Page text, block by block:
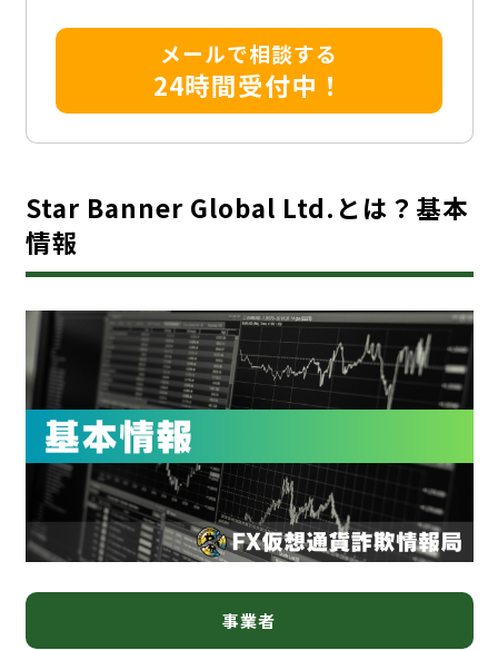
メールで相談する
24時間受付中！
Star Banner Global Ltd.とは？基本
情報
事業者